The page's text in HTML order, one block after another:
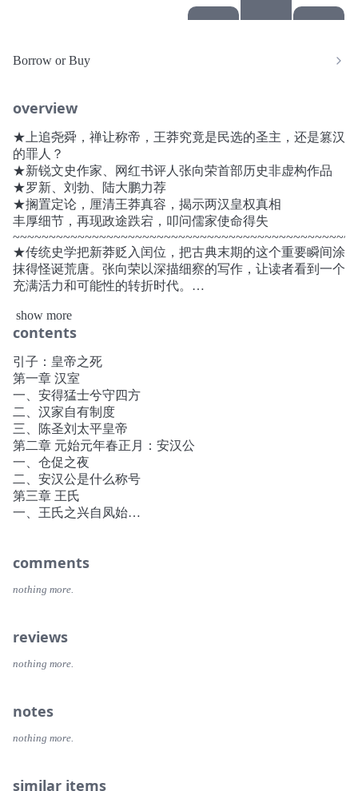
Borrow or Buy
overview
★上追尧舜，禅让称帝，王莽究竟是民选的圣主，还是篡汉
的罪人？
★新锐文史作家、网红书评人张向荣首部历史非虚构作品
★罗新、刘勃、陆大鹏力荐
★搁置定论，厘清王莽真容，揭示两汉皇权真相
丰厚细节，再现政途跌宕，叩问儒家使命得失
★传统史学把新莽贬入闰位，把古典末期的这个重要瞬间涂
抹得怪诞荒唐。张向荣以深描细察的写作，让读者看到一个
充满活力和可能性的转折时代。
★写得真好，第一章汉史简述，综合各种前沿成果，信息量
超大。具体讲王莽的部分，已有研究本身较薄弱，可依傍的
成果较少，行文从基本史料出发，舒缓而缜密，常识与识
见，自在其中。
——刘勃
★张向荣博士的《祥瑞》，不仅仅是王莽的传记，而且把西
汉的“建国”“建政”大业以及儒家如何成为帝国意识形态的过
程梳理得很清晰，令人豁然开朗。这本书有深厚的学术功底
作为支撑，行文深浅适中，结构设计巧妙，幽默风趣，常有
发人深思的犀利评论。对王莽、西汉历史和儒家这三个话题
感兴趣的读者，都不妨读读这本书。我期待能够读到更多这
样面向“受过良好教育、非专家”读者的中国题材历史书。
——陆大鹏
之祥瑞。来自极远之地的蛮夷“越裳氏”到长安朝贡，献上一
只白雉、两只黑雉。白雉出现，意味着天下出现了道德流布
道所谓“王者”，是刚刚稳定了西汉政局的大司马王莽？这极
功德超群的外戚权臣与周公相媲美？是诧异、震惊，还是觉
样。它不仅是一个朝代，更是中国儒家文化首次实现立法的
新阶段。同时，西汉也是一个迷信天人感应的时代，在不到
★生于西汉末年的王莽，幼年丧父，并没有得到作为外戚家
show more
contents
引子：皇帝之死
第一章 汉室
一、安得猛士兮守四方
二、汉家自有制度
三、陈圣刘太平皇帝
第二章 元始元年春正月：安汉公
一、仓促之夜
二、安汉公是什么称号
第三章 王氏
一、王氏之兴自凤始
四、拨乱反正
一、吕宽大案
三、从宰衡到赐九锡
四、居摄：与周公异世同符
五、皇太子：刘婴的身份
二、今古之争
一、从周公到尧舜的22天
三、改制与王制
comments
nothing more.
reviews
nothing more.
notes
nothing more.
similar items